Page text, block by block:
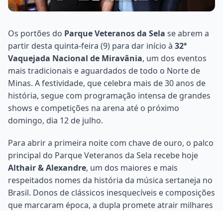
Os portões do Parque Veteranos da Sela se abrem a
partir desta quinta-feira (9) para dar início à 32ª
Vaquejada Nacional de Miravânia, um dos eventos
mais tradicionais e aguardados de todo o Norte de
Minas. A festividade, que celebra mais de 30 anos de
história, segue com programação intensa de grandes
shows e competições na arena até o próximo
domingo, dia 12 de julho.
Para abrir a primeira noite com chave de ouro, o palco
principal do Parque Veteranos da Sela recebe hoje
Althair & Alexandre, um dos maiores e mais
respeitados nomes da história da música sertaneja no
Brasil. Donos de clássicos inesquecíveis e composições
que marcaram época, a dupla promete atrair milhares